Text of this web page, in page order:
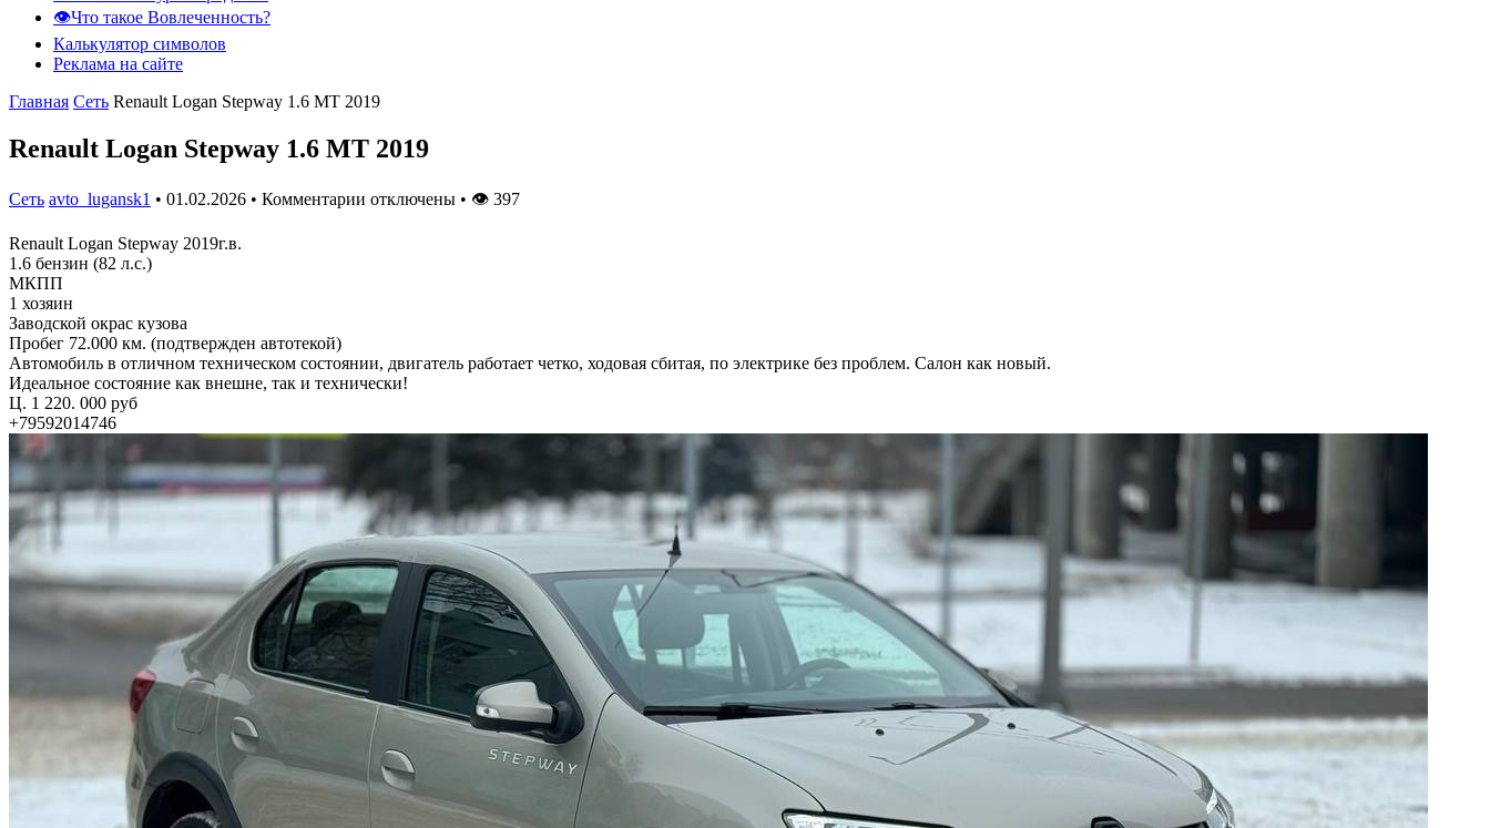
👁️Что такое Вовлеченность?
Калькулятор символов
Реклама на сайте
Главная Сеть Renault Logan Stepway 1.6 MT 2019
Renault Logan Stepway 1.6 MT 2019
Сеть avto_lugansk1 • 01.02.2026 • Комментарии отключены • 👁 397
Renault Logan Stepway 2019г.в.
1.6 бензин (82 л.с.)
МКПП
1 хозяин
Заводской окрас кузова
Пробег 72.000 км. (подтвержден автотекой)
Автомобиль в отличном техническом состоянии, двигатель работает четко, ходовая сбитая, по электрике без проблем. Салон как новый.
Идеальное состояние как внешне, так и технически!
Ц. 1 220. 000 руб
+79592014746